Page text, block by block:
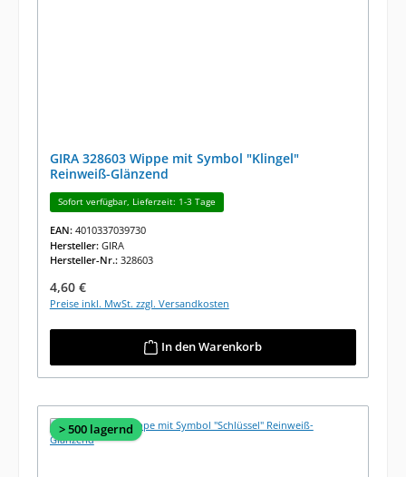
GIRA 328603 Wippe mit Symbol "Klingel"
Reinweiß-Glänzend
Sofort verfügbar, Lieferzeit: 1-3 Tage
EAN: 4010337039730
Hersteller: GIRA
Hersteller-Nr.: 328603
Regulärer Preis:
4,60 €
Preise inkl. MwSt. zzgl. Versandkosten
In den Warenkorb
> 500 lagernd